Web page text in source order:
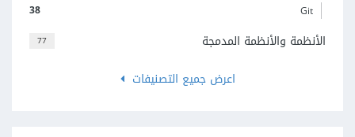
38 Git
77
الأنظمة والأنظمة المدمجة
اعرض جميع التصنيفات